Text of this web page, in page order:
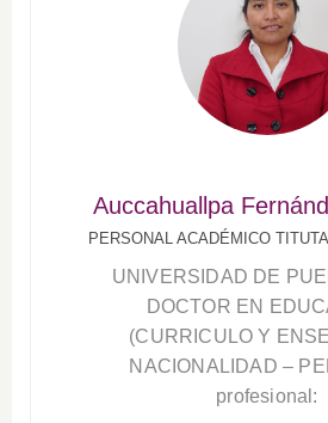
Auccahuallpa
PERSONAL ACADÉMICO
UNIVERSIDAD DE
DOCTOR EN
(CURRICULO Y
NACIONALIDAD –
profesional: